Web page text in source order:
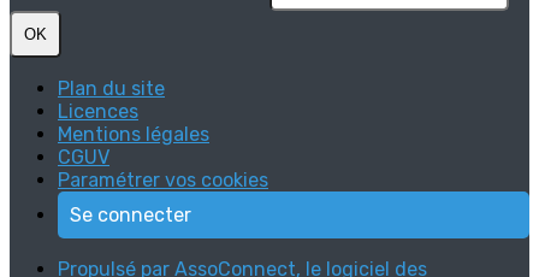
OK
Plan du site
Licences
Mentions légales
CGUV
Paramétrer vos cookies
Se connecter
Propulsé par AssoConnect, le logiciel des